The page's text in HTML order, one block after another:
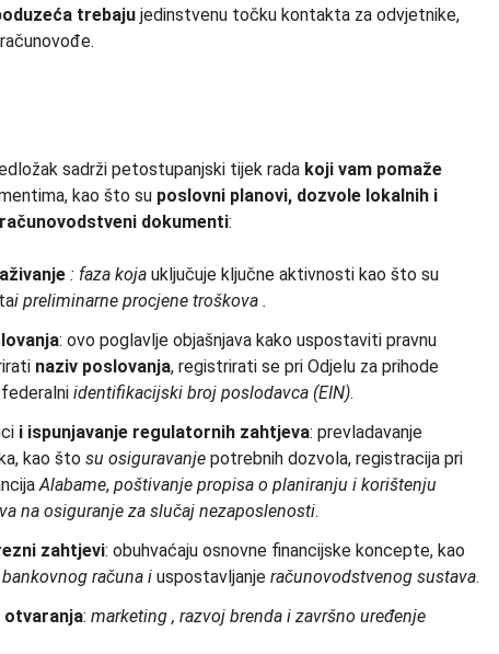
trebaju jedinstvenu točku kontakta za odvjetnike,
sadrži petostupanjski tijek rada koji vam pomaže
kao što su poslovni planovi, dozvole lokalnih i
računovodstveni dokumenti:
: faza koja uključuje ključne aktivnosti kao što su
i preliminarne procjene troškova .
: ovo poglavlje objašnjava kako uspostaviti pravnu
naziv poslovanja, registrirati se pri Odjelu za prihode
identifikacijski broj poslodavca (EIN).
i ispunjavanje regulatornih zahtjeva: prevladavanje
kao što su osiguravanje potrebnih dozvola, registracija pri
Alabame, poštivanje propisa o planiranju i korištenju
na osiguranje za slučaj nezaposlenosti.
zahtjevi: obuhvaćaju osnovne financijske koncepte, kao
računa i uspostavljanje računovodstvenog sustava.
: marketing , razvoj brenda i završno uređenje